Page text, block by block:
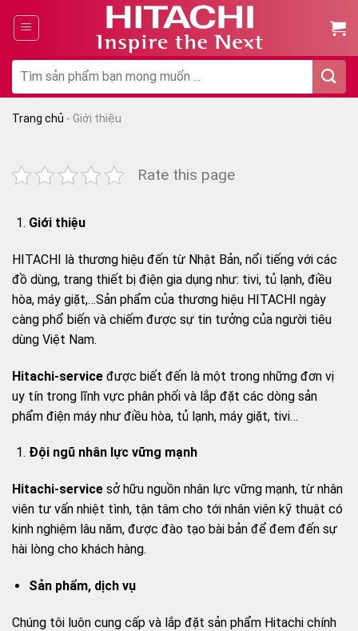
dung
Tìm
Trang chủ - Giới thiệu
Rate this page
Giới thiệu
HITACHI là thương hiệu đến từ Nhật Bản, nổi tiếng với các
đồ dùng, trang thiết bị điện gia dụng như: tivi, tủ lạnh, điều
hòa, máy giặt,…Sản phẩm của thương hiệu HITACHI ngày
càng phổ biến và chiếm được sự tin tưởng của người tiêu
dùng Việt Nam.
Hitachi-service được biết đến là một trong những đơn vị
uy tín trong lĩnh vực phân phối và lắp đặt các dòng sản
phẩm điện máy như điều hòa, tủ lạnh, máy giặt, tivi…
Đội ngũ nhân lực vững mạnh
Hitachi-service sở hữu nguồn nhân lực vững mạnh, từ nhân
viên tư vấn nhiệt tình, tận tâm cho tới nhân viên kỹ thuật có
kinh nghiệm lâu năm, được đào tạo bài bản để đem đến sự
hài lòng cho khách hàng.
Sản phẩm, dịch vụ
Chúng tôi luôn cung cấp và lắp đặt sản phẩm Hitachi chính